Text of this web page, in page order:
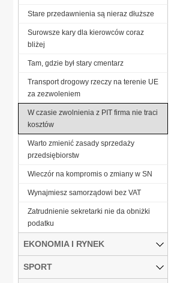
Stare przedawnienia są nieraz dłuższe
Surowsze kary dla kierowców coraz
bliżej
Tam, gdzie był stary cmentarz
Transport drogowy rzeczy na terenie UE
za zezwoleniem
W czasie zwolnienia z PIT firma nie traci
kosztów
Warto zmienić zasady sprzedaży
przedsiębiorstw
Wieczór na kompromis o zmiany w SN
Wynajmiesz samorządowi bez VAT
Zatrudnienie sekretarki nie da obniżki
podatku
EKONOMIA I RYNEK
SPORT